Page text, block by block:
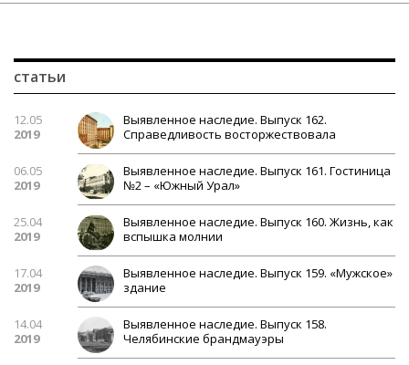
статьи
12.05
2019
Выявленное наследие. Выпуск 162.
Справедливость восторжествовала
06.05
2019
Выявленное наследие. Выпуск 161. Гостиница
№2 – «Южный Урал»
25.04
2019
Выявленное наследие. Выпуск 160. Жизнь, как
вспышка молнии
17.04
2019
Выявленное наследие. Выпуск 159. «Мужское»
здание
14.04
2019
Выявленное наследие. Выпуск 158.
Челябинские брандмауэры